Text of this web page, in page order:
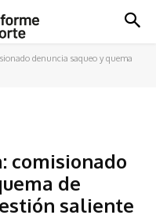
denuncia saqueo y quema
comisionado
de
saliente